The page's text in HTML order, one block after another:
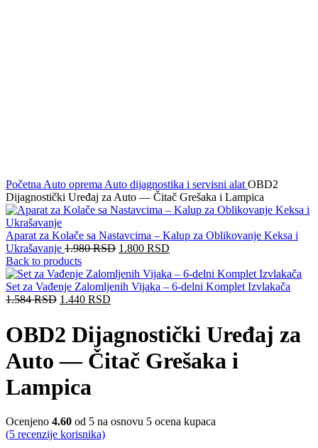
PočetnaAuto opremaAuto dijagnostika i servisni alatOBD2
Dijagnostički Uređaj za Auto — Čitač Grešaka i Lampica
Aparat za Kolače sa Nastavcima – Kalup za Oblikovanje Keksa i
Ukrašavanje 1.980RSD 1.800 RSD
Back to products
Set za Vađenje Zalomljenih Vijaka – 6-delni Komplet Izvlakača
1.584RSD 1.440 RSD
OBD2 Dijagnostički Uređaj za
Auto — Čitač Grešaka i
Lampica
Ocenjeno 4.60 od 5 na osnovu 5 ocena kupaca
(5 recenzije korisnika)